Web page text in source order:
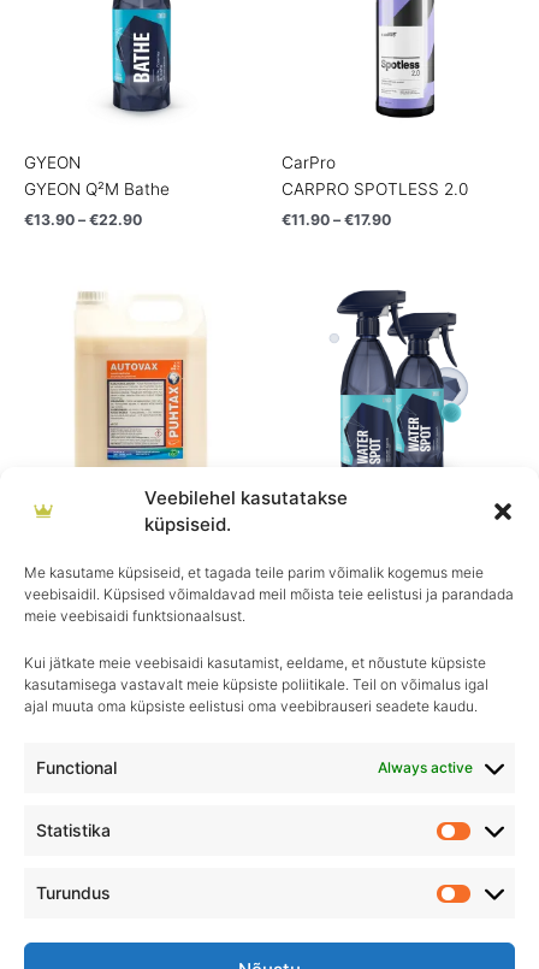
Veebilehel kasutatakse
küpsiseid.
Me kasutame küpsiseid, et tagada teile parim võimalik kogemus meie
veebisaidil. Küpsised võimaldavad meil mõista teie eelistusi ja parandada
meie veebisaidi funktsionaalsust.
Kui jätkate meie veebisaidi kasutamist, eeldame, et nõustute küpsiste
kasutamisega vastavalt meie küpsiste poliitikale. Teil on võimalus igal
ajal muuta oma küpsiste eelistusi oma veebibrauseri seadete kaudu.
Functional Always active
Statistika
Turundus
GYEON
GYEON Q²M Bathe
€13.90 – €22.90
CarPro
CARPRO SPOTLESS 2.0
€11.90 – €17.90
AUTOVAX
€6.90 – €21.90
through
€21.90
GYEON Q²M WaterSpot
€ 13.90 – €18.90
Price
range:
€13.90
through
€18.90
Igapäevane hooldus, ületamatu sära–